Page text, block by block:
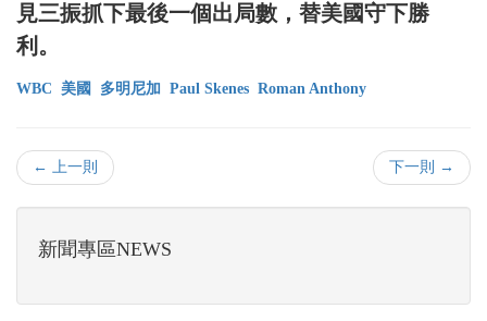
見三振抓下最後一個出局數，替美國守下勝
利。
WBC 美國 多明尼加 Paul Skenes Roman Anthony
← 上一則 下一則 →
新聞專區NEWS